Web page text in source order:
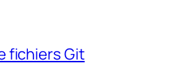
fichiers Git